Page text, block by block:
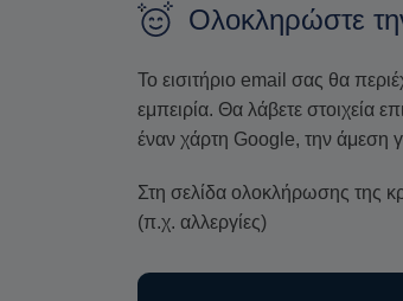
Ολοκληρώστε
Το εισιτήριο email σας θα
εμπειρία. Θα λάβετε στοιχεία
έναν χάρτη Google, την άμεση
Στη σελίδα ολοκλήρωσης της
(π.χ. αλλεργίες)